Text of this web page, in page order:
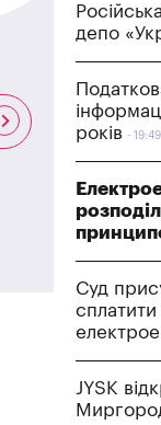
депо
років
19:49
Суд
JYSK